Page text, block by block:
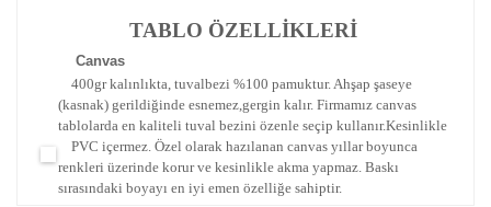
TABLO ÖZELLİKLERİ
Canvas
400gr kalınlıkta, tuvalbezi %100 pamuktur. Ahşap şaseye
(kasnak) gerildiğinde esnemez,gergin kalır. Firmamız canvas
tablolarda en kaliteli tuval bezini özenle seçip kullanır.Kesinlikle
PVC içermez. Özel olarak hazılanan canvas yıllar boyunca
renkleri üzerinde korur ve kesinlikle akma yapmaz. Baskı
sırasındaki boyayı en iyi emen özelliğe sahiptir.